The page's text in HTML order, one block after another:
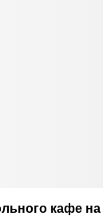
кафе на